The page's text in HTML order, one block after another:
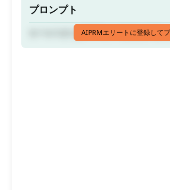
プロンプト
セールスまたはSEO向けの投稿を作成
AIPRMエリートに登録して